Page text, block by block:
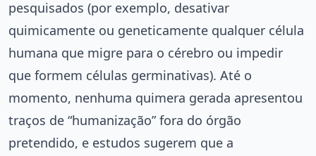
pesquisados (por exemplo, desativar
quimicamente ou geneticamente qualquer célula
humana que migre para o cérebro ou impedir
que formem células germinativas). Até o
momento, nenhuma quimera gerada apresentou
traços de “humanização” fora do órgão
pretendido, e estudos sugerem que a